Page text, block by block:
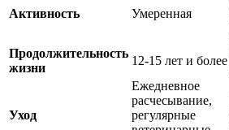
Активность Умеренная
Продолжительность
жизни
12-15 лет и более
Уход
Ежедневное
расчесывание,
регулярные